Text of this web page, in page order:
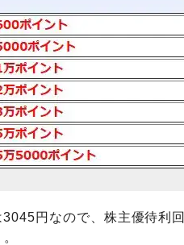
円なので、株主優待利回